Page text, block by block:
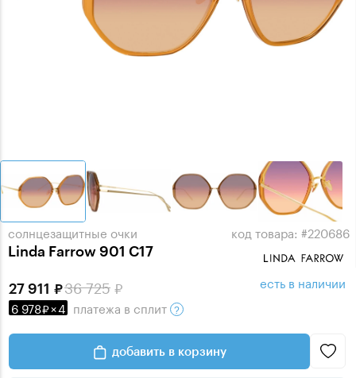
солнцезащитные очки
Linda Farrow 901 C17
код товара: #220686
36 725
27 911
6 978 ×4 платежа в сплит
есть в наличии
добавить в корзину